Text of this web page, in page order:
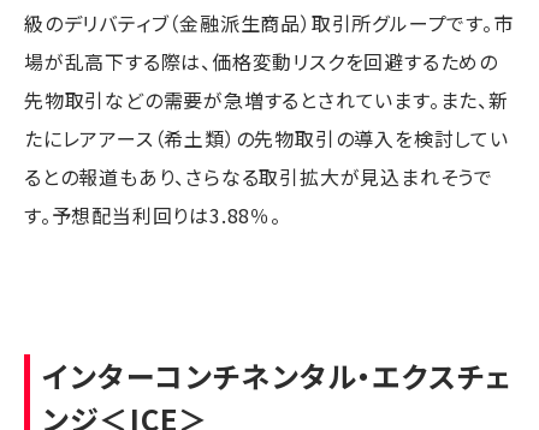
級のデリバティブ（金融派生商品）取引所グループです。市
場が乱高下する際は、価格変動リスクを回避するための
先物取引などの需要が急増するとされています。また、新
たにレアアース（希土類）の先物取引の導入を検討してい
るとの報道もあり、さらなる取引拡大が見込まれそうで
す。予想配当利回りは3.88％。
インターコンチネンタル・エクスチェ
ンジ＜ICE＞